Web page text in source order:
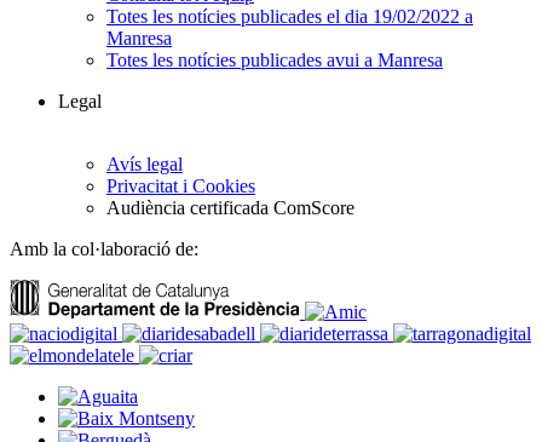
Totes les notícies publicades el dia 19/02/2022 a
Manresa
Totes les notícies publicades avui a Manresa
Legal
Avís legal
Privacitat i Cookies
Audiència certificada ComScore
Amb la col·laboració de: